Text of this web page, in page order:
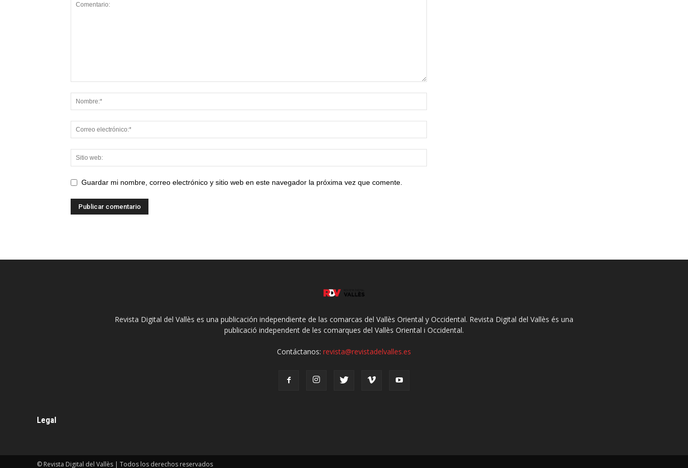
Guardar mi nombre, correo electrónico y sitio web en este navegador la próxima vez que comente.
Revista Digital del Vallès es una publicación independiente de las comarcas del Vallès Oriental y Occidental. Revista Digital del Vallès és una
publicació independent de les comarques del Vallès Oriental i Occidental.
Contáctanos: revista@revistadelvalles.es
Legal
© Revista Digital del Vallès | Todos los derechos reservados